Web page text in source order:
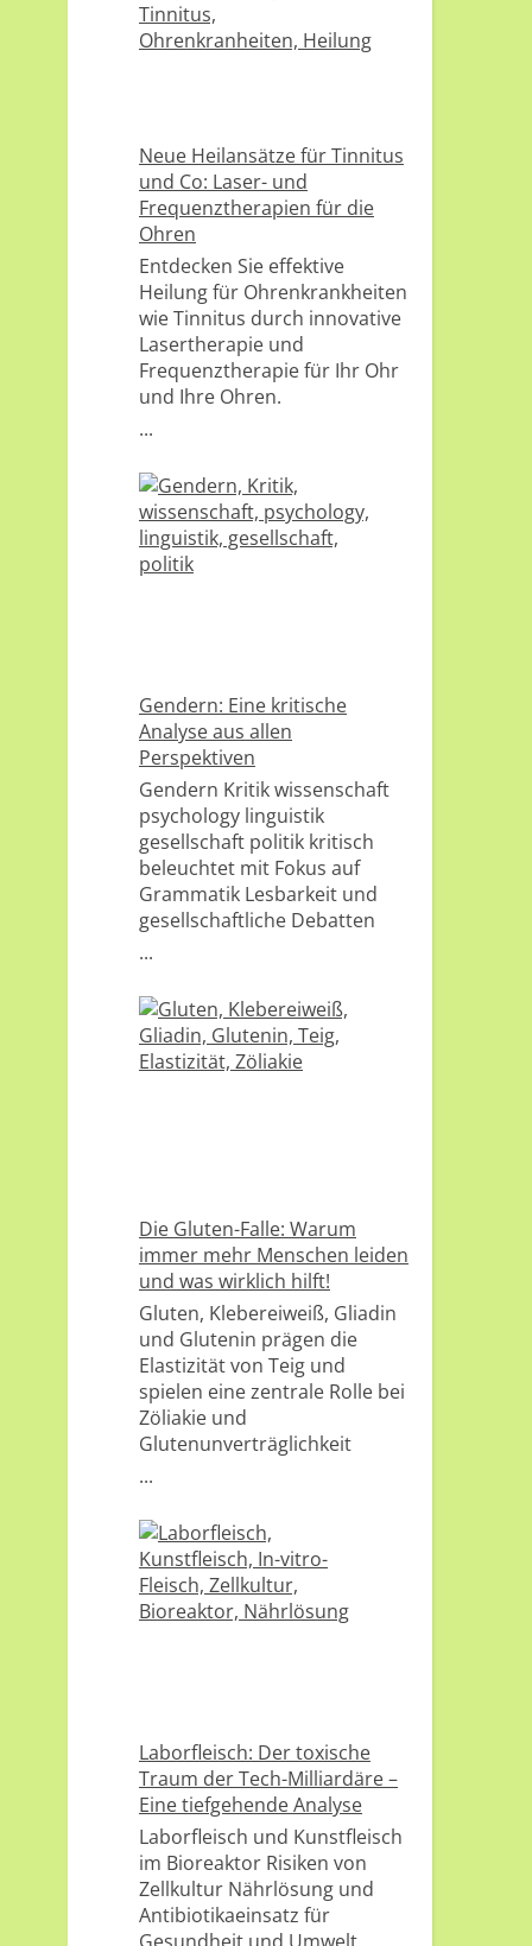
Neue Heilansätze für Tinnitus
und Co: Laser- und
Frequenztherapien für die
Ohren
Entdecken Sie effektive
Heilung für Ohrenkrankheiten
wie Tinnitus durch innovative
Lasertherapie und
Frequenztherapie für Ihr Ohr
und Ihre Ohren.
...
Gendern: Eine kritische
Analyse aus allen
Perspektiven
Gendern Kritik wissenschaft
psychology linguistik
gesellschaft politik kritisch
beleuchtet mit Fokus auf
Grammatik Lesbarkeit und
gesellschaftliche Debatten
...
Die Gluten-Falle: Warum
immer mehr Menschen leiden
und was wirklich hilft!
Gluten, Klebereiweiß, Gliadin
und Glutenin prägen die
Elastizität von Teig und
spielen eine zentrale Rolle bei
Zöliakie und
Glutenunverträglichkeit
...
Laborfleisch: Der toxische
Traum der Tech-Milliardäre –
Eine tiefgehende Analyse
Laborfleisch und Kunstfleisch
im Bioreaktor Risiken von
Zellkultur Nährlösung und
Antibiotikaeinsatz für
Gesundheit und Umwelt